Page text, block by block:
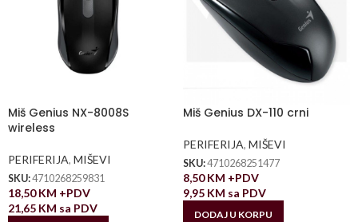
Miš Genius NX-8008S
wireless
PERIFERIJA, MIŠEVI
SKU:4710268259831
18,50KM +PDV
21,65 KM sa PDV
Miš Genius DX-110 crni
PERIFERIJA, MIŠEVI
SKU:4710268251477
8,50KM +PDV
9,95 KM sa PDV
DODAJ U KORPU